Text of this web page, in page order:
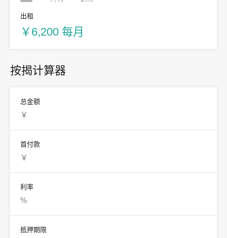
出租
￥6,200 每月
按揭计算器
总金额
首付款
利率
抵押期限